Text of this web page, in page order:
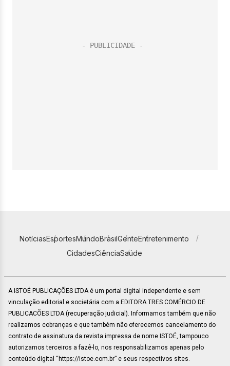
NotíciasEsportesMundoBrasilGenteEntretenimento
CidadesCiênciaSaúde
A ISTOÉ PUBLICAÇÕES LTDA é um portal digital independente e sem
vinculação editorial e societária com a EDITORA TRES COMÉRCIO DE
PUBLICACÕES LTDA (recuperação judicial). Informamos também que não
realizamos cobranças e que também não oferecemos cancelamento do
contrato de assinatura da revista impressa de nome ISTOÉ, tampouco
autorizamos terceiros a fazê-lo, nos responsabilizamos apenas pelo
conteúdo digital “https://istoe.com.br” e seus respectivos sites.